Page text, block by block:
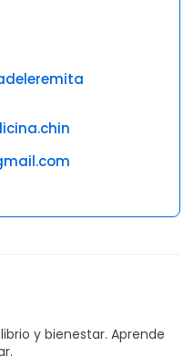
y bienestar. Aprende